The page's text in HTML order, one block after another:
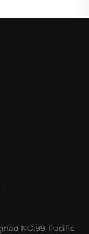
NO.99, Pacific